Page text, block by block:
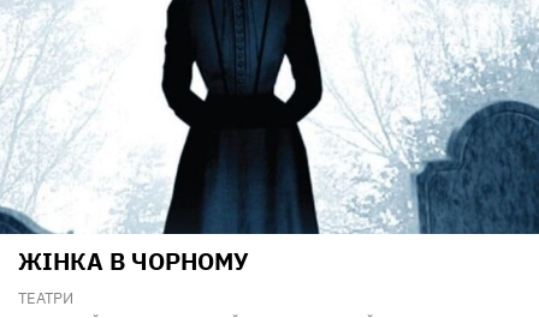
ЖІНКА В ЧОРНОМУ
ТЕАТРИ